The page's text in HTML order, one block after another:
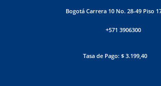
Bogotá Carrera 10 No. 28-49
+571 3906300
Tasa de Pago: $ 3.199,40